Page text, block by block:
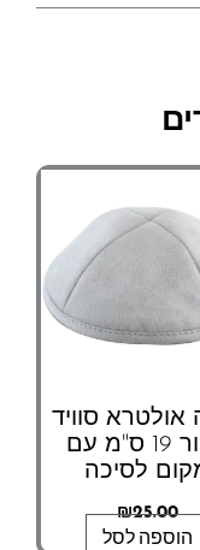
אולטרא סוויד
אפור 19 ס"מ עם
לסיכה
₪25.00
הוספה לסל